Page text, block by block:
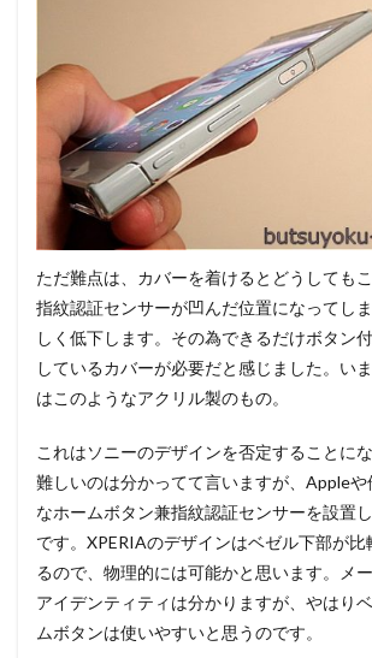
ただ難点は、カバーを着けるとどうしても
指紋認証センサーが凹んだ位置になってし
しく低下します。その為できるだけボタン
しているカバーが必要だと感じました。い
はこのようなアクリル製のもの。
これはソニーのデザインを否定することに
難しいのは分かってて言いますが、Appleや
なホームボタン兼指紋認証センサーを設置
です。XPERIAのデザインはベゼル下部が
るので、物理的には可能かと思います。メ
アイデンティティは分かりますが、やはり
ムボタンは使いやすいと思うのです。